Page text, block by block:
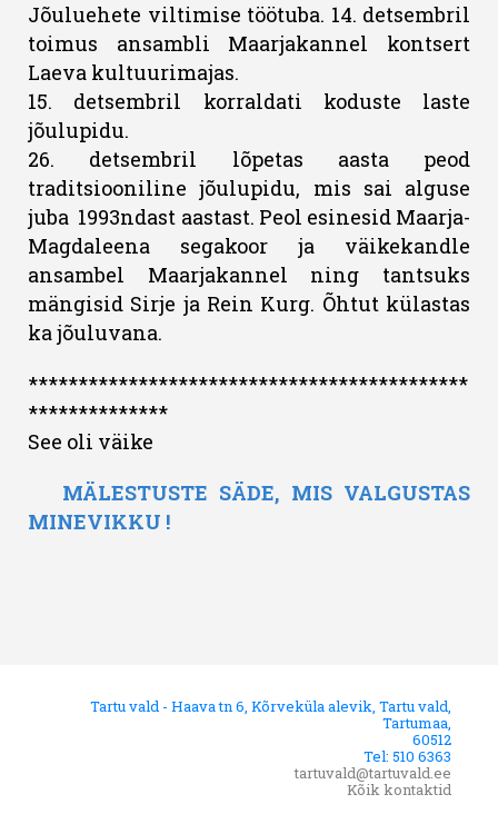
Jõuluehete viltimise töötuba. 14. detsembril
toimus ansambli Maarjakannel kontsert
Laeva kultuurimajas.
15. detsembril korraldati koduste laste
jõulupidu.
26. detsembril lõpetas aasta peod
traditsiooniline jõulupidu, mis sai alguse
juba 1993ndast aastast. Peol esinesid Maarja-
Magdaleena segakoor ja väikekandle
ansambel Maarjakannel ning tantsuks
mängisid Sirje ja Rein Kurg. Õhtut külastas
ka jõuluvana.
********************************************
**************
See oli väike
MÄLESTUSTE SÄDE, MIS VALGUSTAS
MINEVIKKU !
Tartu vald - Haava tn 6, Kõrveküla alevik, Tartu vald,
Tartumaa,
60512
Tel: 510 6363
tartuvald@tartuvald.ee
Kõik kontaktid